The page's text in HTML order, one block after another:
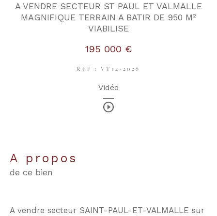
A VENDRE SECTEUR ST PAUL ET VALMALLE
MAGNIFIQUE TERRAIN A BATIR DE 950 M²
VIABILISE
195 000 €
REF : VT12-2026
Vidéo
a propos
de ce bien
A vendre secteur SAINT-PAUL-ET-VALMALLE sur